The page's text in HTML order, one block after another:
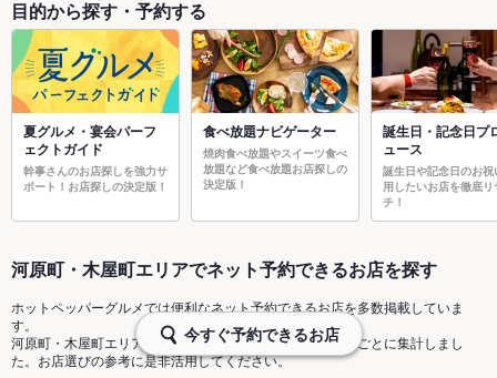
目的から探す・予約する
夏グルメ・宴会パーフ
ェクトガイド
幹事さんのお店探しを強力サ
ポート！お店探しの決定版！
食べ放題ナビゲーター
焼肉食べ放題やスイーツ食べ
放題など食べ放題お店探しの
決定版！
誕生日・記念日プ
ュース
誕生日や記念日のお祝
用したいお店を徹底リ
チ！
河原町・木屋町エリアでネット予約できるお店を探す
ホットペッパーグルメでは便利なネット予約できるお店を多数掲載していま
す。
河原町・木屋町エリアでネット予約できるお店をジャンルごとに集計しまし
た。お店選びの参考に是非活用してください。
今すぐ予約できるお店